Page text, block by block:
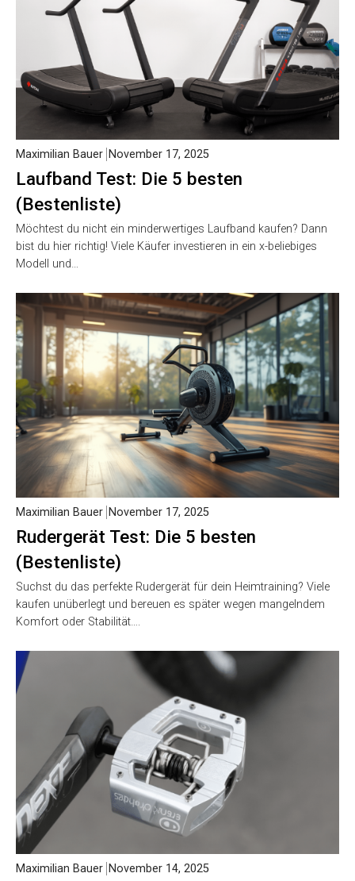
Laufband Test: Die 5 besten
(Bestenliste)
Maximilian Bauer November 17, 2025
Möchtest du nicht ein minderwertiges Laufband kaufen? Dann
bist du hier richtig! Viele Käufer investieren in ein x-beliebiges
Modell und…
Rudergerät Test: Die 5 besten
(Bestenliste)
Maximilian Bauer November 17, 2025
Suchst du das perfekte Rudergerät für dein Heimtraining? Viele
kaufen unüberlegt und bereuen es später wegen mangelndem
Komfort oder Stabilität….
Maximilian Bauer November 14, 2025